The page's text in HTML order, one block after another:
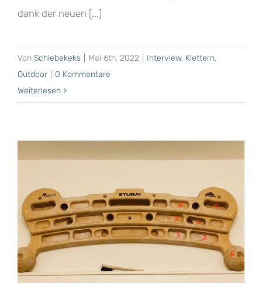
dank der neuen [...]
Von Schiebekeks Mai 6th, 2022 Interview, Klettern,
Outdoor
0 Kommentare
Weiterlesen